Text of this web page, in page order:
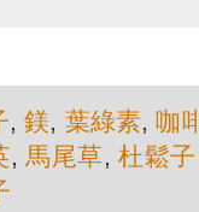
,鎂, 葉綠素, 咖
, 馬尾草,杜鬆子